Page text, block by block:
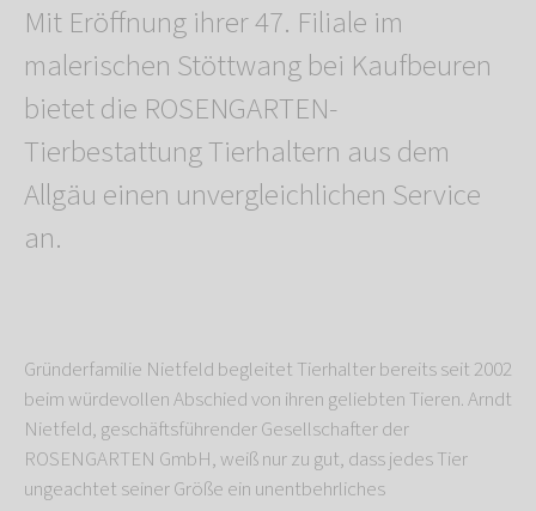
Mit Eröffnung ihrer 47. Filiale im
malerischen Stöttwang bei Kaufbeuren
bietet die ROSENGARTEN-
Tierbestattung Tierhaltern aus dem
Allgäu einen unvergleichlichen Service
an.
Gründerfamilie Nietfeld begleitet Tierhalter bereits seit 2002
beim würdevollen Abschied von ihren geliebten Tieren. Arndt
Nietfeld, geschäftsführender Gesellschafter der
ROSENGARTEN GmbH, weiß nur zu gut, dass jedes Tier
ungeachtet seiner Größe ein unentbehrliches